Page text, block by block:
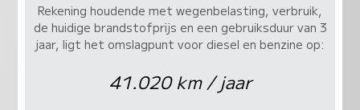
Rekening houdende met wegenbelasting, verbruik,
de huidige brandstofprijs en een gebruiksduur van 3
jaar, ligt het omslagpunt voor diesel en benzine op:
41.020 km / jaar